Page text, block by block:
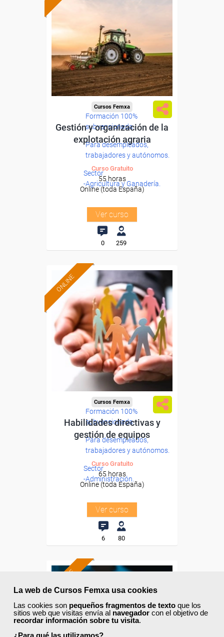
La web de Cursos Femxa usa cookies
Las cookies son pequeños fragmentos de texto que los
sitios web que visitas envía al navegador con el objetivo de
recordar información sobre tu visita.
¿Para qué las utilizamos?
Formación 100%
subvencionada.
Para desempleados,
trabajadores y autónomos.
Sector
-Agricultura y Ganadería.
Cursos Femxa
Gestión y organización de la
explotación agraria
Curso Gratuito
55 horas
Online (toda España)
Ver curso
0 259
ONLINE
Formación 100%
subvencionada.
Para desempleados,
trabajadores y autónomos.
Sector
-Administración.
Cursos Femxa
Habilidades directivas y
gestión de equipos
Curso Gratuito
65 horas
Online (toda España)
Ver curso
6 80
ONLINE